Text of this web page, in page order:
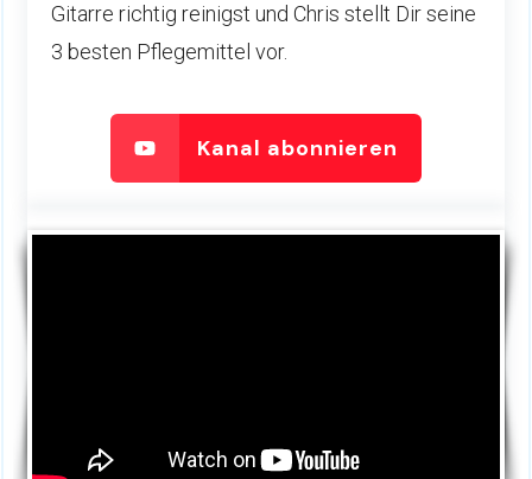
Gitarre richtig reinigst und Chris stellt Dir seine
3 besten Pflegemittel vor.
Kanal abonnieren